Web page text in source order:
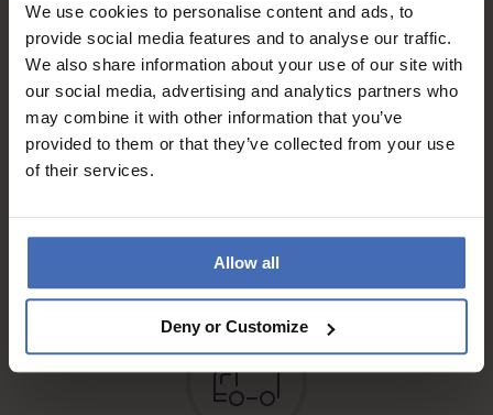
We use cookies to personalise content and ads, to
provide social media features and to analyse our traffic.
We also share information about your use of our site with
our social media, advertising and analytics partners who
may combine it with other information that you’ve
provided to them or that they’ve collected from your use
of their services.
Allow all
Deny or Customize